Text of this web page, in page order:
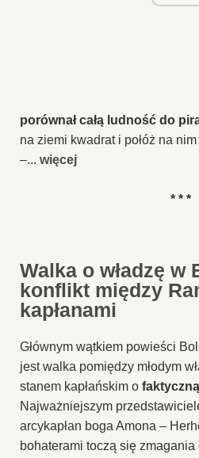
porównał całą ludność do
na ziemi kwadrat i połóż na
–... więcej
* * *
Walka o władzę w
konflikt między
kapłanami
Głównym wątkiem powieści
jest walka pomiędzy młodym
stanem kapłańskim o
Najważniejszym
arcykapłan boga Amona –
bohaterami toczą się zmagania